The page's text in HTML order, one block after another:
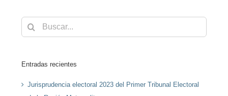
Buscar:
Entradas recientes
Jurisprudencia electoral 2023 del Primer Tribunal Electoral